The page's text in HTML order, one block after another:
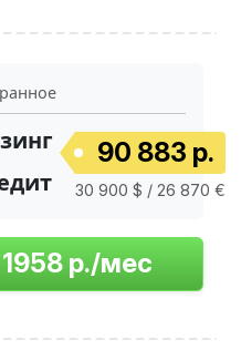
90 883 р.
30 900 $ / 26 870 €